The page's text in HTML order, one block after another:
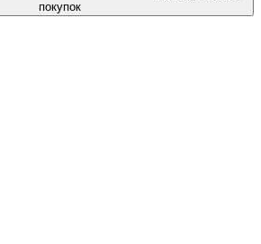
покупок